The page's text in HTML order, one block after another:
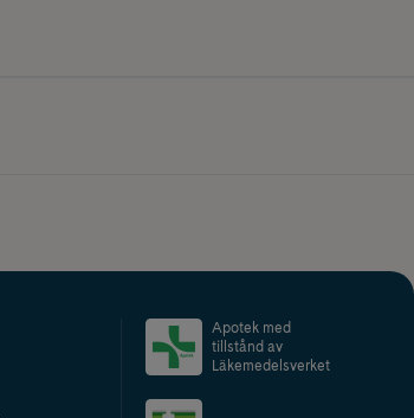
Apotek med
tillstånd av
Läkemedelsverket